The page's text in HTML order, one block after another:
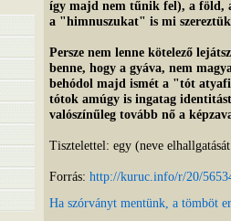
így majd nem tűnik fel), a föld,
a "himnuszukat" is mi
Persze nem lenne kötelező
benne, hogy a gyáva, nem
behódol majd ismét a "tót
tótok amúgy is ingatag
valószínűleg tovább nő a
Tisztelettel: egy (neve
Forrás: http://kuruc.info/r/20/
Ha szórványt mentünk, a tömböt